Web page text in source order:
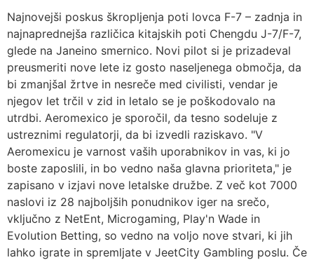
Najnovejši poskus škropljenja poti lovca F-7 – zadnja in
najnaprednejša različica kitajskih poti Chengdu J-7/F-7,
glede na Janeino smernico. Novi pilot si je prizadeval
preusmeriti nove lete iz gosto naseljenega območja, da
bi zmanjšal žrtve in nesreče med civilisti, vendar je
njegov let trčil v zid in letalo se je poškodovalo na
utrdbi. Aeromexico je sporočil, da tesno sodeluje z
ustreznimi regulatorji, da bi izvedli raziskavo. "V
Aeromexicu je varnost vaših uporabnikov in vas, ki jo
boste zaposlili, in bo vedno naša glavna prioriteta," je
zapisano v izjavi nove letalske družbe. Z več kot 7000
naslovi iz 28 najboljših ponudnikov iger na srečo,
vključno z NetEnt, Microgaming, Play'n Wade in
Evolution Betting, so vedno na voljo nove stvari, ki jih
lahko igrate in spremljate v JeetCity Gambling poslu. Če